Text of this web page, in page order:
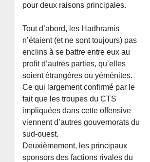
pour deux raisons principales.
Tout d’abord, les Hadhramis
n’étaient (et ne sont toujours) pas
enclins à se battre entre eux au
profit d’autres parties, qu’elles
soient étrangères ou yéménites.
Ce qui largement confirmé par le
fait que les troupes du CTS
impliquées dans cette offensive
viennent d’autres gouvernorats du
sud-ouest.
Deuxièmement, les principaux
sponsors des factions rivales du